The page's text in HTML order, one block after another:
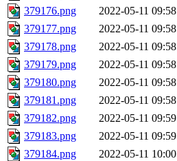
379176.png
2022-05-11 09:58
379177.png
2022-05-11 09:58
379178.png
2022-05-11 09:58
379179.png
2022-05-11 09:58
379180.png
2022-05-11 09:58
379181.png
2022-05-11 09:58
379182.png
2022-05-11 09:59
379183.png
2022-05-11 09:59
379184.png
2022-05-11 10:00